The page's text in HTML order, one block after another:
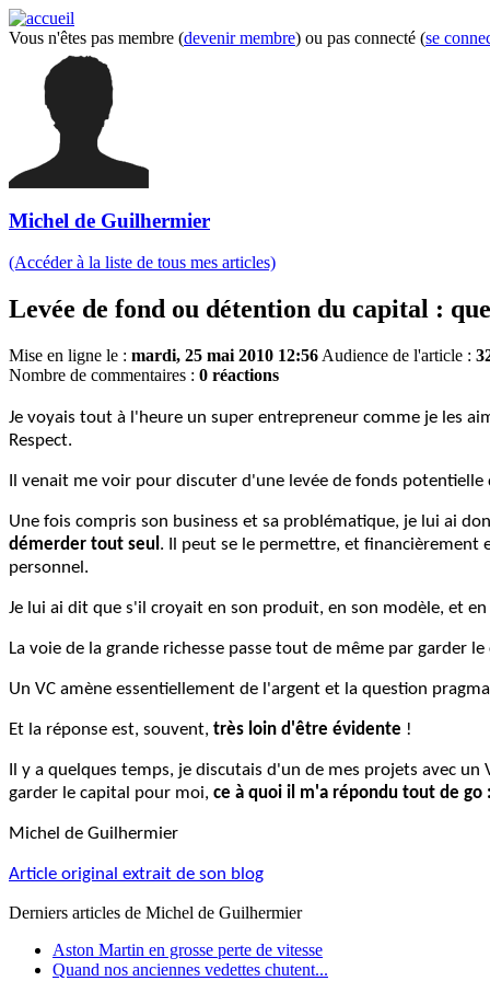
Vous n'êtes pas membre (devenir membre) ou pas connecté (se
Michel de Guilhermier
(Accéder à la liste de tous mes articles)
Levée de fond ou détention du capital :
Mise en ligne le : mardi, 25 mai 2010 12:56 Audience de l'article :
Nombre de commentaires : 0 réactions
Je voyais tout à l'heure un super entrepreneur comme je les
Respect.
Il venait me voir pour discuter d'une levée de fonds
Une fois compris son business et sa problématique, je lui ai
démerder tout seul . Il peut se le permettre, et financièrement
personnel.
Je lui ai dit que s'il croyait en son produit, en son modèle, et
La voie de la grande richesse passe tout de même par
Un VC amène essentiellement de l'argent et la question
Et la réponse est, souvent, très loin d'être évidente !
Il y a quelques temps, je discutais d'un de mes projets avec
garder le capital pour moi, ce à quoi il m'a répondu tout de go
Michel de Guilhermier
Article original extrait de son blog
Derniers articles de Michel de Guilhermier
Aston Martin en grosse perte de vitesse
Quand nos anciennes vedettes chutent...